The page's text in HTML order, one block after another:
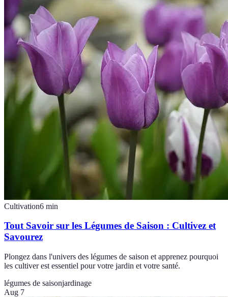
Cultivation6 min
Tout Savoir sur les Légumes de Saison : Cultivez et
Savourez
Plongez dans l'univers des légumes de saison et apprenez pourquoi
les cultiver est essentiel pour votre jardin et votre santé.
légumes de saisonjardinage
Aug 7